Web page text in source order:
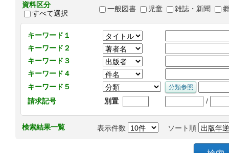
資料区分
すべて選択
一般図書 児童 雑誌・新聞
キーワード１
キーワード２
キーワード３
キーワード４
キーワード５
請求記号
別置 /
検索結果一覧 表示件数 ソート順